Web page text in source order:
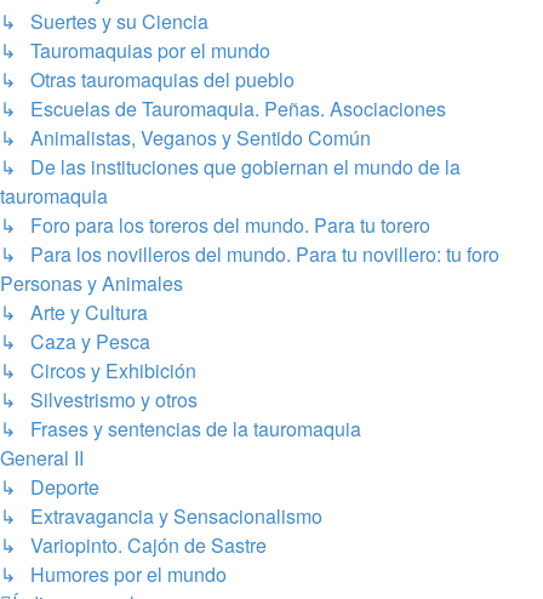
↳ Suertes y su Ciencia
↳ Tauromaquias por el mundo
↳ Otras tauromaquias del pueblo
↳ Escuelas de Tauromaquia. Peñas. Asociaciones
↳ Animalistas, Veganos y Sentido Común
↳ De las instituciones que gobiernan el mundo de la
tauromaquia
↳ Foro para los toreros del mundo. Para tu torero
↳ Para los novilleros del mundo. Para tu novillero: tu foro
Personas y Animales
↳ Arte y Cultura
↳ Caza y Pesca
↳ Circos y Exhibición
↳ Silvestrismo y otros
↳ Frases y sentencias de la tauromaquia
General II
↳ Deporte
↳ Extravagancia y Sensacionalismo
↳ Variopinto. Cajón de Sastre
↳ Humores por el mundo